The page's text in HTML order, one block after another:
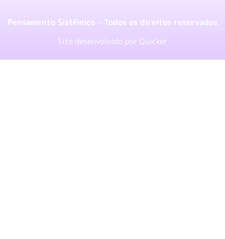
Pensamento Sistêmico – Todos os direitos reservados
Site desenvolvido por Quicker